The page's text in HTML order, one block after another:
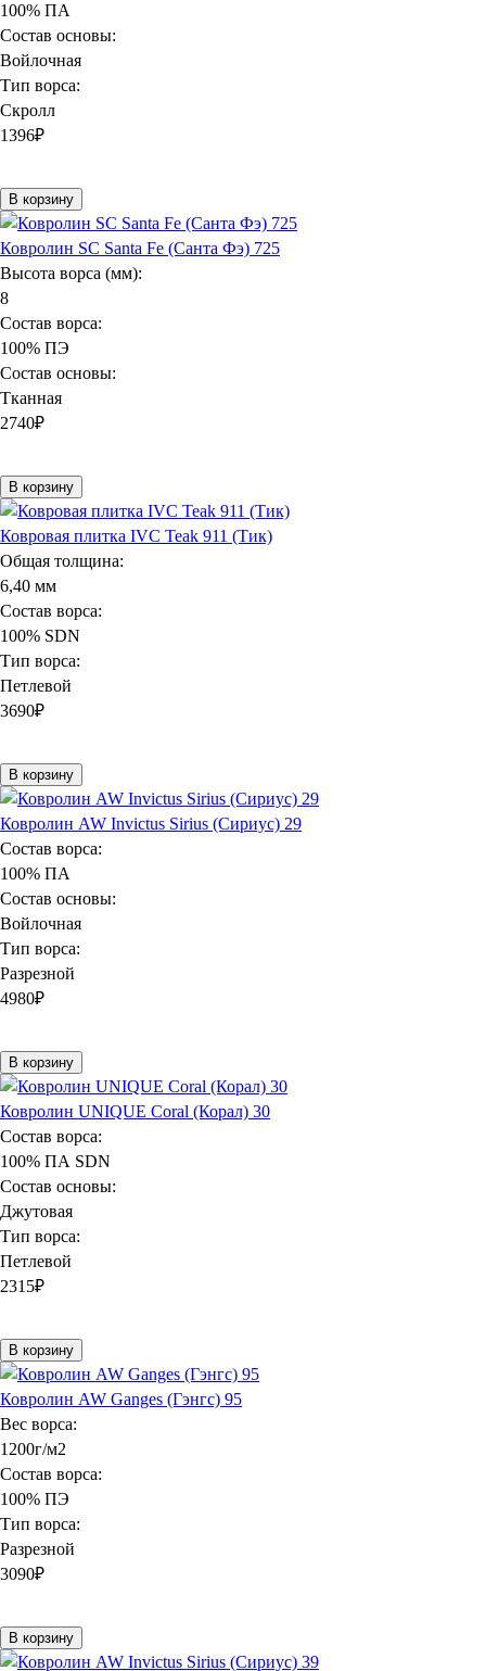
100% ПА
Состав основы:
Войлочная
Тип ворса:
Скролл
1396₽
В корзину
Ковролин SC Santa Fe (Санта Фэ) 725
Высота ворса (мм):
8
Состав ворса:
100% ПЭ
Состав основы:
Тканная
2740₽
В корзину
Ковровая плитка IVC Teak 911 (Тик)
Общая толщина:
6,40 мм
Состав ворса:
100% SDN
Тип ворса:
Петлевой
3690₽
В корзину
Ковролин AW Invictus Sirius (Сириус) 29
Состав ворса:
100% ПА
Состав основы:
Войлочная
Тип ворса:
Разрезной
4980₽
В корзину
Ковролин UNIQUE Coral (Корал) 30
Состав ворса:
100% ПА SDN
Состав основы:
Джутовая
Тип ворса:
Петлевой
2315₽
В корзину
Ковролин AW Ganges (Гэнгс) 95
Вес ворса:
1200г/м2
Состав ворса:
100% ПЭ
Тип ворса:
Разрезной
3090₽
В корзину